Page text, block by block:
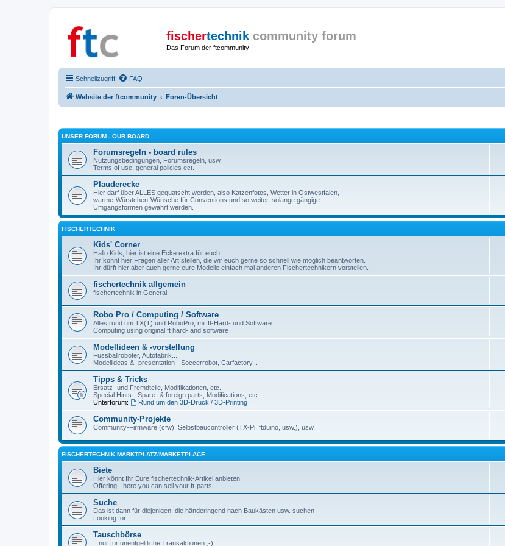
fischertechnik community forum
Das Forum der ftcommunity
Schnellzugriff FAQ
Website der ftcommunity Foren-Übersicht
UNSER FORUM - OUR BOARD
Forumsregeln - board rules
Nutzungsbedingungen, Forumsregeln, usw.
Terms of use, general policies ect.
Plauderecke
Hier darf über ALLES gequatscht werden, also Katzenfotos, Wetter in Ostwestfalen,
warme-Würstchen-Wünsche für Conventions und so weiter, solange gängige
Umgangsformen gewahrt werden.
FISCHERTECHNIK
Kids' Corner
Hallo Kids, hier ist eine Ecke extra für euch!
Ihr könnt hier Fragen aller Art stellen, die wir euch gerne so schnell wie möglich beantworten.
Ihr dürft hier aber auch gerne eure Modelle einfach mal anderen Fischertechnikern vorstellen.
fischertechnik allgemein
fischertechnik in General
Robo Pro / Computing / Software
Alles rund um TX(T) und RoboPro, mit ft-Hard- und Software
Computing using original ft hard- and software
Modellideen & -vorstellung
Fussballroboter, Autofabrik...
Modellideas &- presentation - Soccerrobot, Carfactory...
Tipps & Tricks
Ersatz- und Fremdteile, Modifikationen, etc.
Special Hints - Spare- & foreign parts, Modifications, etc.
Unterforum:
Rund um den 3D-Druck / 3D-Printing
Community-Projekte
Community-Firmware (cfw), Selbstbaucontroller (TX-Pi, ftduino, usw.), usw.
FISCHERTECHNIK MARKTPLATZ/MARKETPLACE
Biete
Hier könnt Ihr Eure fischertechnik-Artikel anbieten
Offering - here you can sell your ft-parts
Suche
Das ist dann für diejenigen, die händeringend nach Baukästen usw. suchen
Looking for
Tauschbörse
...nur für unentgeltliche Transaktionen ;-)